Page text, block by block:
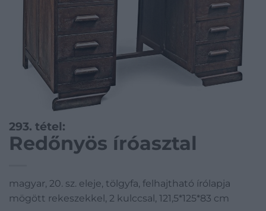
293. tétel:
Redőnyös íróasztal
magyar, 20. sz. eleje, tölgyfa, felhajtható írólapja
mögött rekeszekkel, 2 kulccsal, 121,5*125*83 cm